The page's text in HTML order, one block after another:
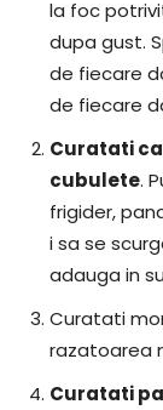
la foc
dupa gust.
de fiecare
de fiecare
Curatati
cubulete.
frigider,
i sa se
adauga in
Curatati
razatoarea
Curatati